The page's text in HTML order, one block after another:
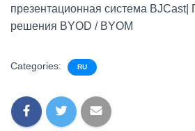
презентационная система
решения BYOD / BYOM
Categories: RU